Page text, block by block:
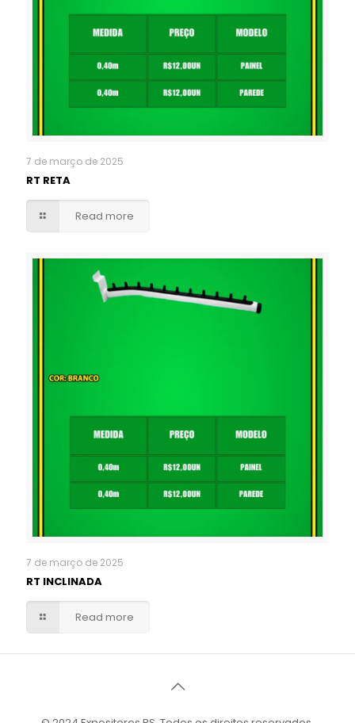
7 de março de 2025
RT RETA
Read more
7 de março de 2025
RT INCLINADA
Read more